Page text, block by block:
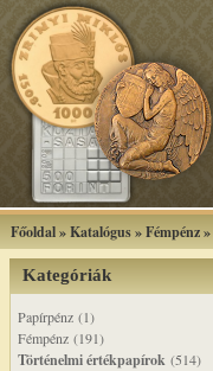
Főoldal»Katalógus»Fémpénz»
Kategóriák
Papírpénz (1)
Fémpénz (191)
Történelmi értékpapírok (514)